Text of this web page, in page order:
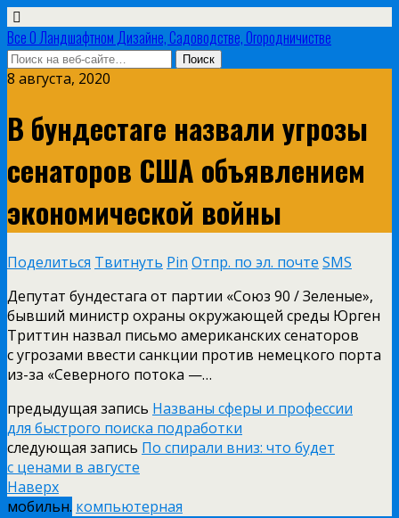
Все О Ландшафтном Дизайне, Садоводстве, Огородничистве
8 августа, 2020
В бундестаге назвали угрозы
сенаторов США объявлением
экономической войны
Поделиться Твитнуть Pin Отпр. по эл. почте SMS
Депутат бундестага от партии «Союз 90 / Зеленые»,
бывший министр охраны окружающей среды Юрген
Триттин назвал письмо американских сенаторов
с угрозами ввести санкции против немецкого порта
из-за «Северного потока —…
предыдущая запись Названы сферы и профессии
для быстрого поиска подработки
следующая запись По спирали вниз: что будет
с ценами в августе
Наверх
мобильн. компьютерная